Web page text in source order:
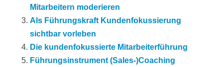
Mitarbeitern moderieren
Als Führungskraft Kundenfokussierung
sichtbar vorleben
Die kundenfokussierte Mitarbeiterführung
Führungsinstrument (Sales-)Coaching